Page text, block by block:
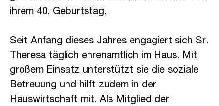
ihrem 40. Geburtstag.
Seit Anfang dieses Jahres engagiert sich Sr.
Theresa täglich ehrenamtlich im Haus. Mit
großem Einsatz unterstützt sie die soziale
Betreuung und hilft zudem in der
Hauswirtschaft mit. Als Mitglied der